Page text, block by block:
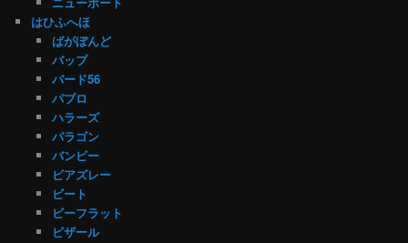
はひふへほ
ばがぼんど
バップ
バード56
パブロ
ハラーズ
パラゴン
バンビー
ビアズレー
ビート
ビーフラット
ビザール